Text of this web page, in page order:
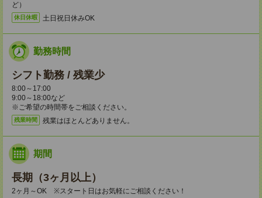
ど）
休日休暇 土日祝日休みOK
勤務時間
シフト勤務 / 残業少
8:00～17:00
9:00～18:00など
※ご希望の時間帯をご相談ください。
残業時間 残業はほとんどありません。
期間
長期（3ヶ月以上）
2ヶ月～OK ※スタート日はお気軽にご相談ください！